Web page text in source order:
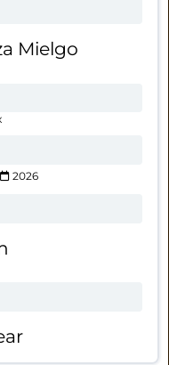
Mielgo
2026